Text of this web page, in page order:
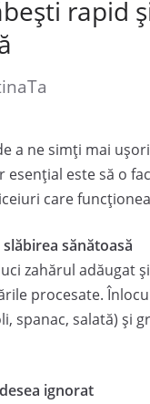
rapid
a ne simți mai
este să o
care
sănătoasă
zahărul adăugat
procesate.
spanac, salată) și
ignorat